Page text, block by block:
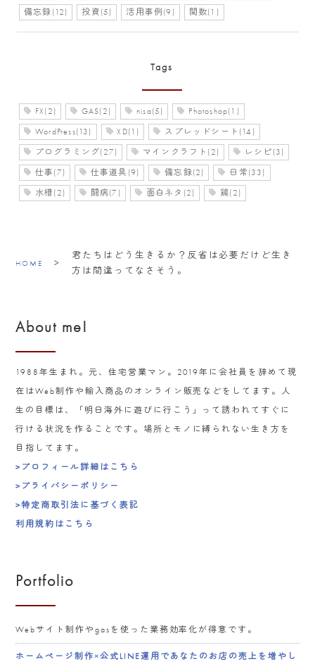
備忘録(12) 投資(5) 活用事例(9) 関数(1)
Tags
FX(2) GAS(2) nisa(5) Photoshop(1)
WordPress(13) XD(1) スプレッドシート(14)
プログラミング(27) マインクラフト(2) レシピ(3)
仕事(7) 仕事道具(9) 備忘録(2) 日常(33)
水槽(2) 闘病(7) 面白ネタ(2) 鶏(2)
HOME >
君たちはどう生きるか？反省は必要だけど生き
方は間違ってなさそう。
About me!
1988年生まれ。元、住宅営業マン。2019年に会社員を辞めて現
在はWeb制作や輸入商品のオンライン販売などをしてます。人
生の目標は、「明日海外に遊びに行こう」って誘われてすぐに
行ける状況を作ることです。場所とモノに縛られない生き方を
目指してます。
>プロフィール詳細はこちら
>プライバシーポリシー
>特定商取引法に基づく表記
利用規約はこちら
Portfolio
Webサイト制作やgasを使った業務効率化が得意です。
ホームページ制作×公式LINE運用であなたのお店の売上を増やし